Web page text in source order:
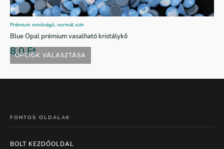
OPCIÓK VÁLASZTÁSA
Prémium minőségű, normál szín
Blue Opal prémium vasalható kristálykő
8,0Ft
FONTOS OLDALAK
BOLT KEZDŐOLDAL